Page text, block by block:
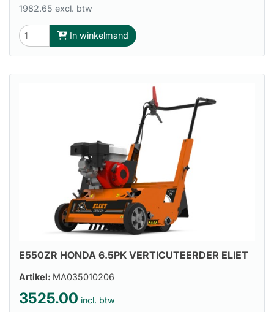
1982.65 excl. btw
In winkelmand
E550ZR HONDA 6.5PK VERTICUTEERDER ELIET
Artikel: MA035010206
3525.00 incl. btw